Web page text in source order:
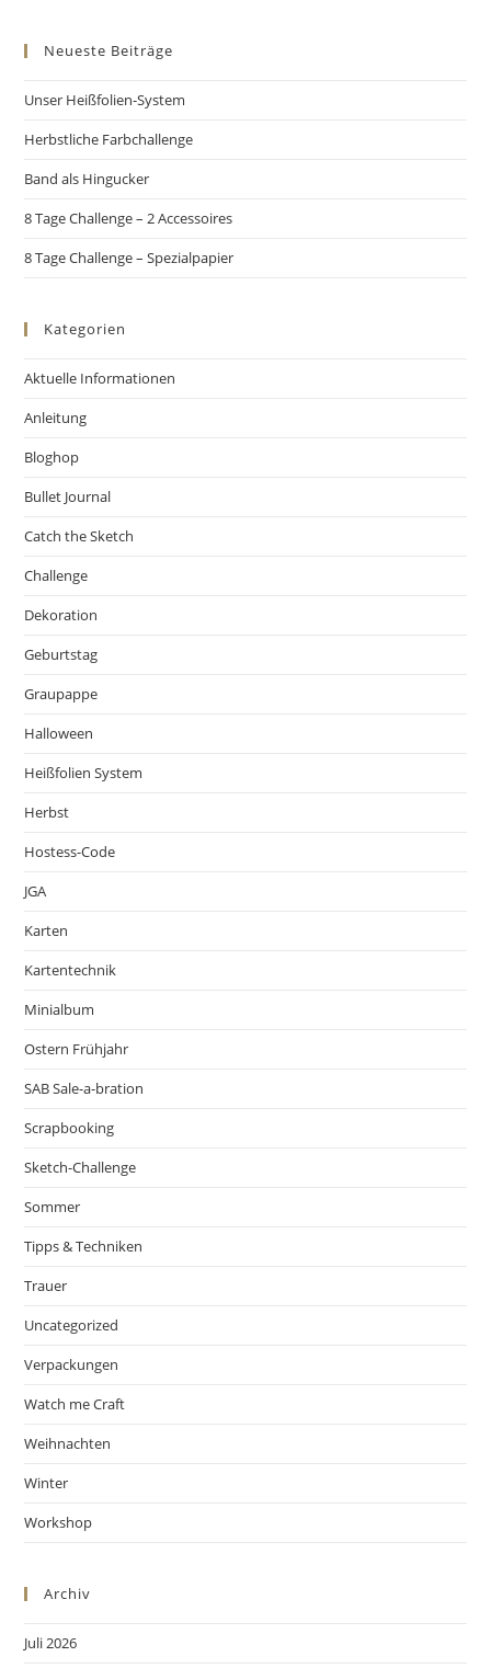
Neueste Beiträge
Unser Heißfolien-System
Herbstliche Farbchallenge
Band als Hingucker
8 Tage Challenge – 2 Accessoires
8 Tage Challenge – Spezialpapier
Kategorien
Aktuelle Informationen
Anleitung
Bloghop
Bullet Journal
Catch the Sketch
Challenge
Dekoration
Geburtstag
Graupappe
Halloween
Heißfolien System
Herbst
Hostess-Code
JGA
Karten
Kartentechnik
Minialbum
Ostern Frühjahr
SAB Sale-a-bration
Scrapbooking
Sketch-Challenge
Sommer
Tipps & Techniken
Trauer
Uncategorized
Verpackungen
Watch me Craft
Weihnachten
Winter
Workshop
Archiv
Juli 2026